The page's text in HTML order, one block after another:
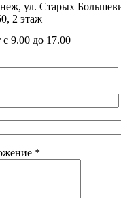
ул. Старых
2 этаж
9.00 до 17.00
*